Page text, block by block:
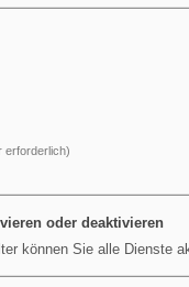
empfohlen.
erforderlich)
oder deaktivieren
können Sie alle Dienste